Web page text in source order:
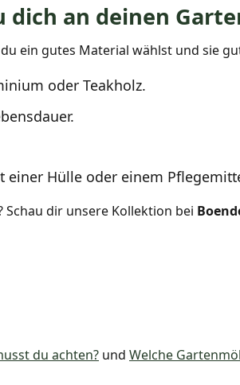
dich an deinen
ein gutes Material wählst und sie
oder Teakholz.
einer Hülle oder einem
dir unsere Kollektion bei
du achten? und Welche